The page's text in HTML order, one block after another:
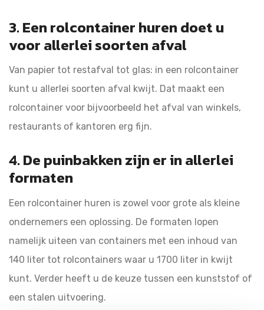
3. Een rolcontainer huren doet u
voor allerlei soorten afval
Van papier tot restafval tot glas: in een rolcontainer
kunt u allerlei soorten afval kwijt. Dat maakt een
rolcontainer voor bijvoorbeeld het afval van winkels,
restaurants of kantoren erg fijn.
4. De puinbakken zijn er in allerlei
formaten
Een rolcontainer huren is zowel voor grote als kleine
ondernemers een oplossing. De formaten lopen
namelijk uiteen van containers met een inhoud van
140 liter tot rolcontainers waar u 1700 liter in kwijt
kunt. Verder heeft u de keuze tussen een kunststof of
een stalen uitvoering.